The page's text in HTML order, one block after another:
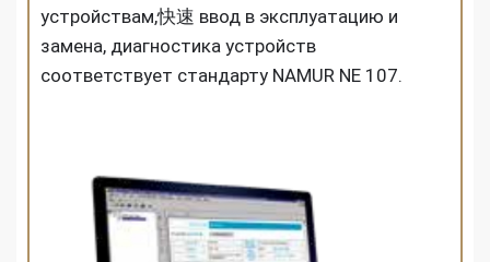
устройствам,快速 ввод в эксплуатацию и
замена, диагностика устройств
соответствует стандарту NAMUR NE 107.